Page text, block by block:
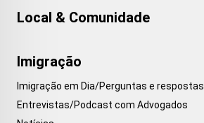
Local & Comunidade
Imigração
Imigração em Dia/Perguntas e respostas
Entrevistas/Podcast com Advogados